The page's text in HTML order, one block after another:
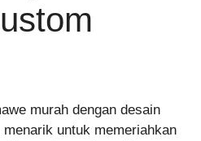
murah dengan desain
untuk memeriahkan